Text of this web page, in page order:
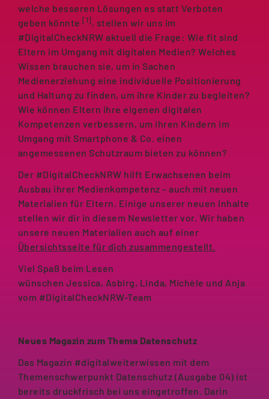
welche besseren Lösungen es statt Verboten
geben könnte[1] , stellen wir uns im
#DigitalCheckNRW aktuell die Frage: Wie fit sind
Eltern im Umgang mit digitalen Medien? Welches
Wissen brauchen sie, um in Sachen
Medienerziehung eine individuelle Positionierung
und Haltung zu finden, um ihre Kinder zu begleiten?
Wie können Eltern ihre eigenen digitalen
Kompetenzen verbessern, um ihren Kindern im
Umgang mit Smartphone & Co. einen
angemessenen Schutzraum bieten zu können?
Der #DigitalCheckNRW hilft Erwachsenen beim
Ausbau ihrer Medienkompetenz – auch mit neuen
Materialien für Eltern. Einige unserer neuen Inhalte
stellen wir dir in diesem Newsletter vor. Wir haben
unsere neuen Materialien auch auf einer
Übersichtsseite für dich zusammengestellt.
Viel Spaß beim Lesen
wünschen Jessica, Asbirg, Linda, Michèle und Anja
vom #DigitalCheckNRW-Team
Neues Magazin zum Thema Datenschutz
Das Magazin #digitalweiterwissen mit dem
Themenschwerpunkt Datenschutz (Ausgabe 04) ist
bereits druckfrisch bei uns eingetroffen. Darin